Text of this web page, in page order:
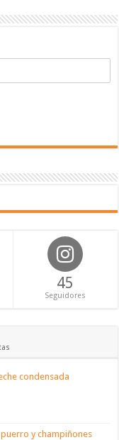
45
Seguidores
condensada
y champiñones